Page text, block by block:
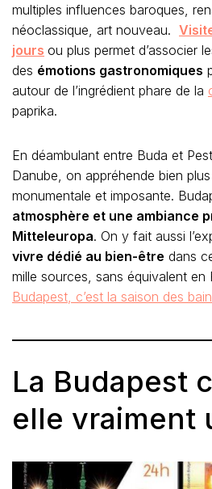
multiples influences baroques,
néoclassique, art nouveau.
jours ou plus permet d’associer
des émotions gastronomiques
autour de l’ingrédient phare de la
paprika.
En déambulant entre Buda et
Danube, on appréhende bien plus
monumentale et imposante.
atmosphère et une ambiance
Mitteleuropa. On y fait aussi
vivre dédié au bien-être dans
mille sources, sans équivalent en
Budapest, c’est la saison des
La Budapest
elle vraiment